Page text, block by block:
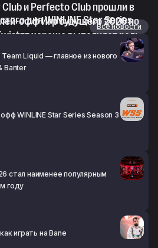
Club и Perfecto Club прошли в
дня WINLINE Star Series
офф Игр будущего 2026 по
хорошо выполняет роль
Все новости
Liquid — главное из нового
Banter
WINLINE Star Series Season 3
стал наименее популярным
году
играть на Bane